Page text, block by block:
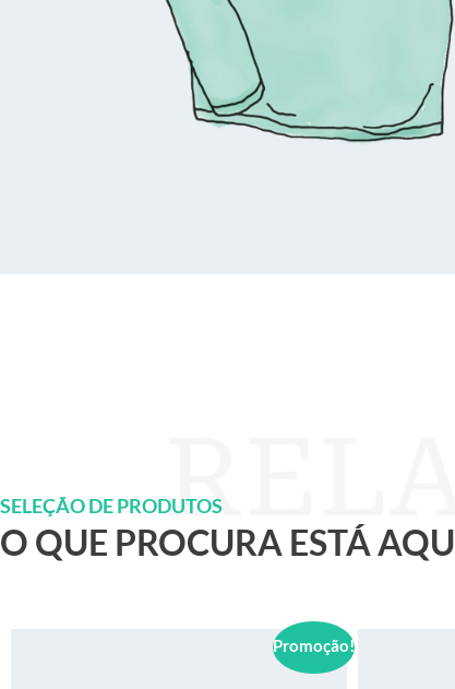
SELEÇÃO DE PRODUTOS
O QUE PROCURA ESTÁ
Promoção!